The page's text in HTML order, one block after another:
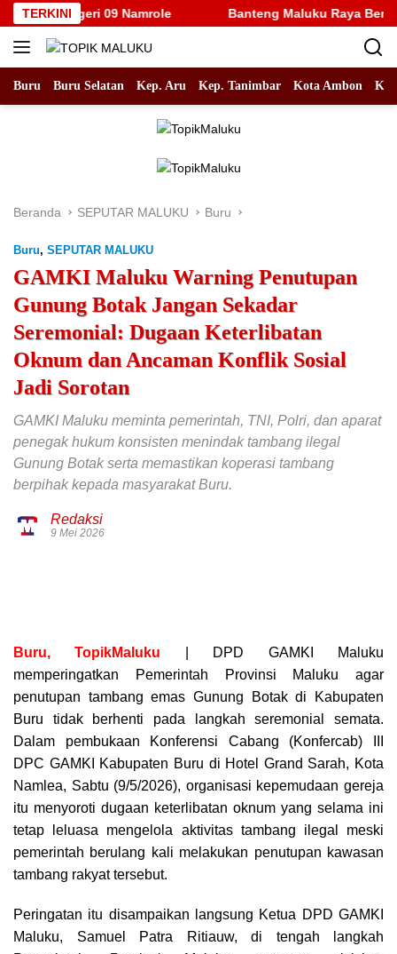
Langsung
ke
konten
TERKINI
Negeri 09 Namrole Banteng Maluku Raya Bertolak ke
Buru Buru Selatan Kep. Aru Kep. Tanimbar Kota Ambon
Beranda SEPUTAR MALUKU Buru
Buru, SEPUTAR MALUKU
GAMKI Maluku Warning Penutupan
Gunung Botak Jangan Sekadar
Seremonial: Dugaan Keterlibatan
Oknum dan Ancaman Konflik Sosial
Jadi Sorotan
GAMKI Maluku meminta pemerintah, TNI, Polri, dan aparat
penegak hukum konsisten menindak tambang ilegal
Gunung Botak serta memastikan koperasi tambang
berpihak kepada masyarakat Buru.
Redaksi
9 Mei 2026
Buru, TopikMaluku | DPD GAMKI Maluku
memperingatkan Pemerintah Provinsi Maluku agar
penutupan tambang emas Gunung Botak di Kabupaten
Buru tidak berhenti pada langkah seremonial semata.
Dalam pembukaan Konferensi Cabang (Konfercab) III
DPC GAMKI Kabupaten Buru di Hotel Grand Sarah, Kota
Namlea, Sabtu (9/5/2026), organisasi kepemudaan gereja
itu menyoroti dugaan keterlibatan oknum yang selama ini
tetap leluasa mengelola aktivitas tambang ilegal meski
pemerintah berulang kali melakukan penutupan kawasan
tambang rakyat tersebut.
Peringatan itu disampaikan langsung Ketua DPD GAMKI
Maluku, Samuel Patra Ritiauw, di tengah langkah